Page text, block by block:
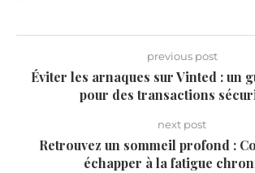
previous post
Éviter les arnaques sur Vinted : un
pour des transactions
next post
Retrouvez un sommeil profond :
échapper à la fatigue